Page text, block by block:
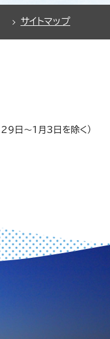
サイトマップ
日～1月3日を除く）